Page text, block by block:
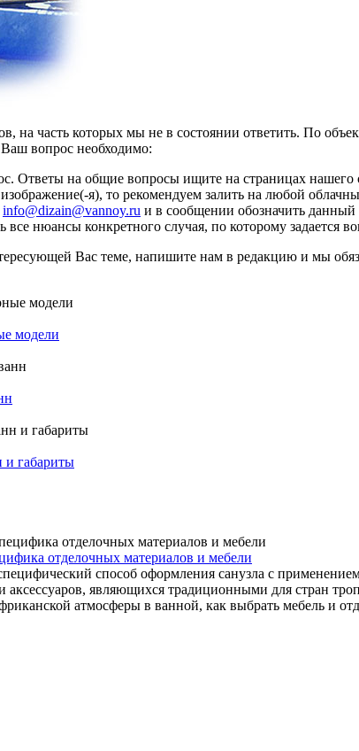
на часть которых мы не в состоянии ответить. По
вопрос необходимо:
Ответы на общие вопросы ищите на страницах нашего
я), то рекомендуем залить на любой
info@dizain@vannoy.ru и в сообщении обозначить данный
нюансы конкретного случая, по которому задается
Вас теме, напишите нам в редакцию и мы
модели
и габариты
отделочных материалов и мебели
способ оформления санузла с
являющихся традиционными для стран
атмосферы в ванной, как выбрать мебель и